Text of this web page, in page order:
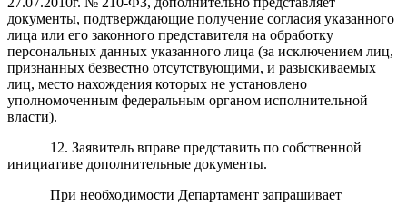
документы, подтверждающие получение согласия указанного
лица или его законного представителя на обработку
персональных данных указанного лица (за исключением лиц,
признанных безвестно отсутствующими, и разыскиваемых
лиц, место нахождения которых не установлено
уполномоченным федеральным органом исполнительной
власти).
12. Заявитель вправе представить по собственной
инициативе дополнительные документы.
При необходимости Департамент запрашивает